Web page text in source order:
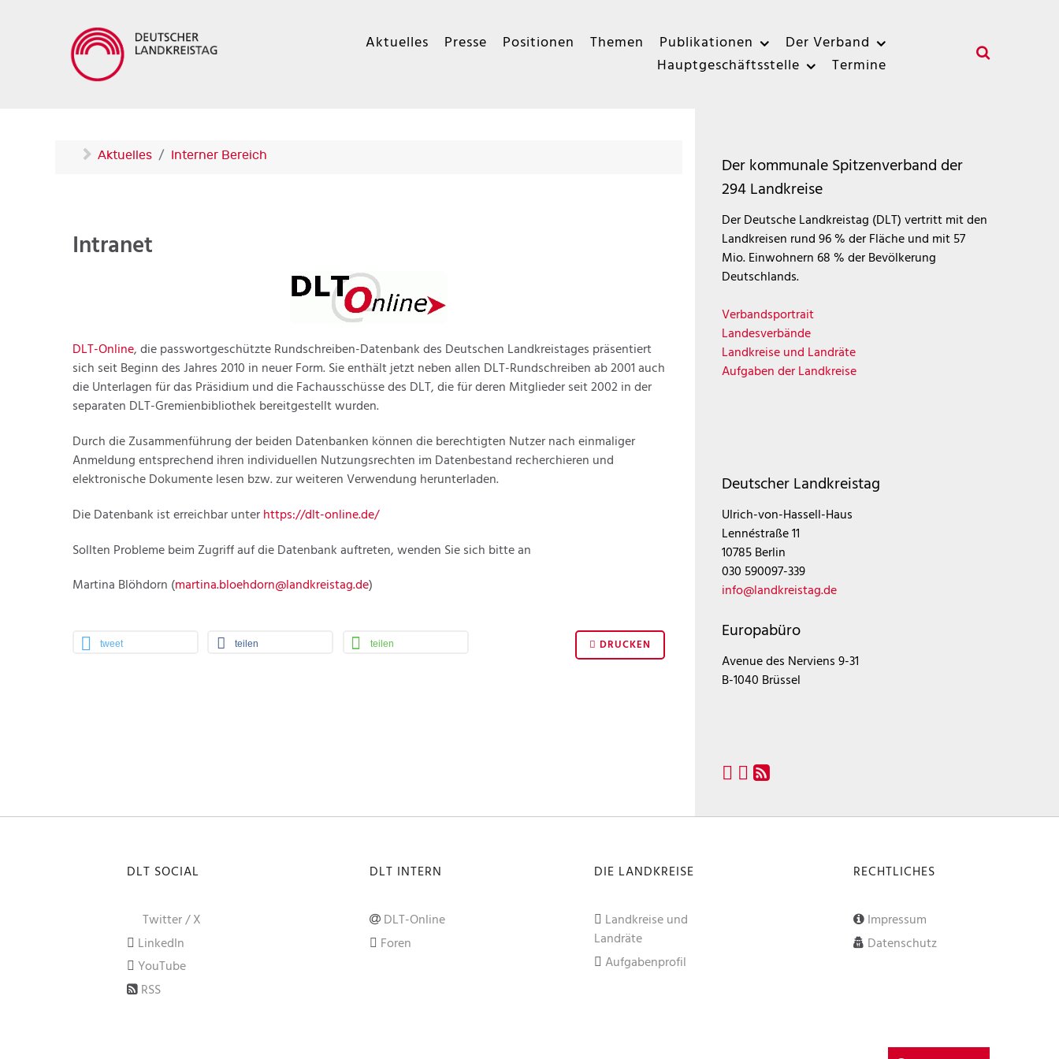
Aktuelles Presse Positionen Themen Publikationen
Der Verband
Hauptgeschäftsstelle
Termine
Aktuelles Interner Bereich
Intranet
DLT-Online, die passwortgeschützte Rundschreiben-Datenbank des Deutschen Landkreistages präsentiert
sich seit Beginn des Jahres 2010 in neuer Form. Sie enthält jetzt neben allen DLT-Rundschreiben ab 2001 auch
die Unterlagen für das Präsidium und die Fachausschüsse des DLT, die für deren Mitglieder seit 2002 in der
separaten DLT-Gremienbibliothek bereitgestellt wurden.
Durch die Zusammenführung der beiden Datenbanken können die berechtigten Nutzer nach einmaliger
Anmeldung entsprechend ihren individuellen Nutzungsrechten im Datenbestand recherchieren und
elektronische Dokumente lesen bzw. zur weiteren Verwendung herunterladen.
Die Datenbank ist erreichbar unterhttps://dlt-online.de/
Sollten Probleme beim Zugriff auf die Datenbank auftreten, wenden Sie sich bitte an
Martina Blöhdorn (martina.bloehdorn@landkreistag.de)
DRUCKEN
tweet teilen teilen
Der kommunale Spitzenverband der
294 Landkreise
Der Deutsche Landkreistag (DLT) vertritt mit den
Landkreisen rund 96 % der Fläche und mit 57
Mio. Einwohnern 68 % der Bevölkerung
Deutschlands.
Verbandsportrait
Landesverbände
Landkreise und Landräte
Aufgaben der Landkreise
Deutscher Landkreistag
Ulrich-von-Hassell-Haus
Lennéstraße 11
10785 Berlin
030 590097-339
info@landkreistag.de
Europabüro
Avenue des Nerviens 9-31
B-1040 Brüssel
DLT SOCIAL
Twitter / X
LinkedIn
YouTube
RSS
DLT INTERN
DLT-Online
Foren
DIE LANDKREISE
Landkreise und
Landräte
Aufgabenprofil
RECHTLICHES
Impressum
Datenschutz